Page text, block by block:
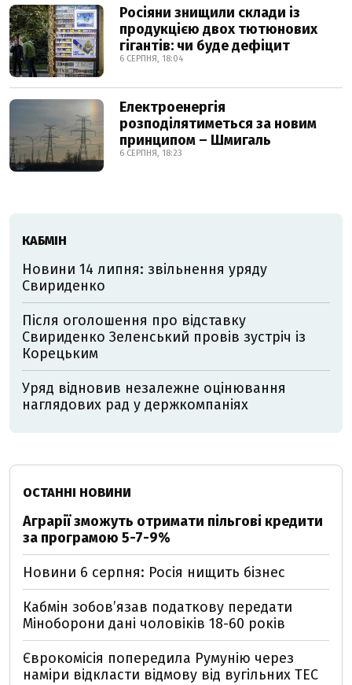
Росіяни знищили склади із
продукцією двох тютюнових
гігантів: чи буде дефіцит
6 СЕРПНЯ, 18:04
Електроенергія
розподілятиметься за новим
принципом – Шмигаль
6 СЕРПНЯ, 18:23
КАБМІН
Новини 14 липня: звільнення уряду
Свириденко
Після оголошення про відставку
Свириденко Зеленський провів зустріч із
Корецьким
Уряд відновив незалежне оцінювання
наглядових рад у держкомпаніях
ОСТАННІ НОВИНИ
Аграрії зможуть отримати пільгові кредити
за програмою 5-7-9%
Новини 6 серпня: Росія нищить бізнес
Кабмін зобовʼязав податкову передати
Міноборони дані чоловіків 18-60 років
Єврокомісія попередила Румунію через
наміри відкласти відмову від вугільних ТЕС